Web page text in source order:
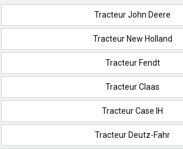
Tracteur John Deere
Tracteur New Holland
Tracteur Fendt
Tracteur Claas
Tracteur Case IH
Tracteur Deutz-Fahr